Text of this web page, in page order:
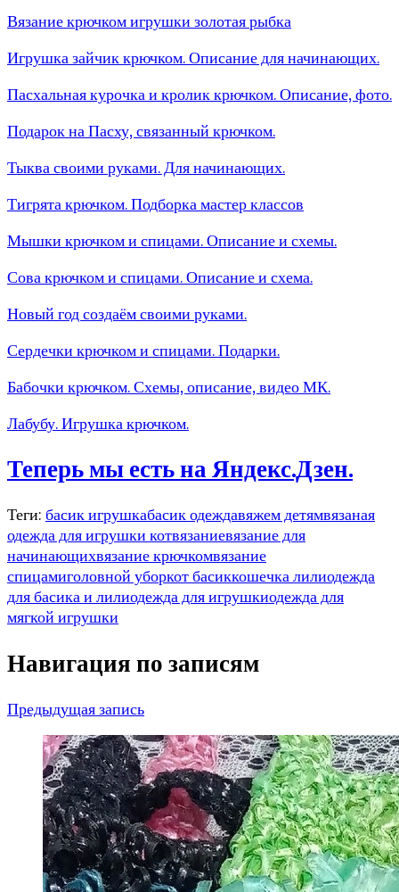
Вязание крючком игрушки золотая рыбка
Игрушка зайчик крючком. Описание для начинающих.
Пасхальная курочка и кролик крючком. Описание, фото.
Подарок на Пасху, связанный крючком.
Тыква своими руками. Для начинающих.
Тигрята крючком. Подборка мастер классов
Мышки крючком и спицами. Описание и схемы.
Сова крючком и спицами. Описание и схема.
Новый год создаём своими руками.
Сердечки крючком и спицами. Подарки.
Бабочки крючком. Схемы, описание, видео МК.
Лабубу. Игрушка крючком.
Теперь мы есть на Яндекс.Дзен.
Теги: басик игрушкабасик одеждавяжем детямвязаная
одежда для игрушки котвязаниевязание для
начинающихвязание крючкомвязание
спицамиголовной уборкот басиккошечка лилиодежда
для басика и лилиодежда для игрушкиодежда для
мягкой игрушки
Навигация по записям
Предыдущая запись